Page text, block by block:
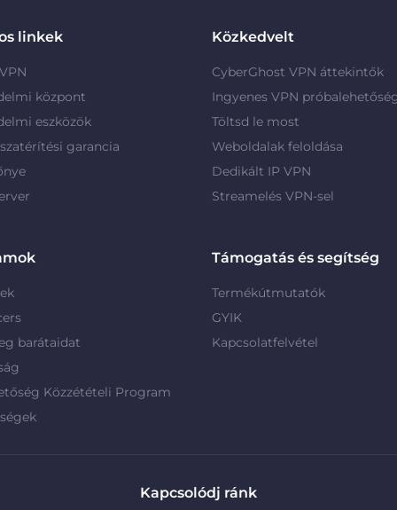
linkek
központ
eszközök
garancia
Közkedvelt
CyberGhost VPN áttekintők
Ingyenes VPN
Töltsd le most
Weboldalak feloldása
Dedikált IP VPN
Streamelés VPN-sel
barátaidat
Közzétételi Program
Támogatás és segítség
Termékútmutatók
GYIK
Kapcsolatfelvétel
Kapcsolódj ránk